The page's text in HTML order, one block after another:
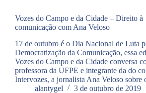
Vozes do Campo e da Cidade – Direito à
comunicação com Ana Veloso
17 de outubro é o Dia Nacional de Luta
Democratização da Comunicação, essa
Vozes do Campo e da Cidade conversa
professora da UFPE e integrante da do
Intervozes, a jornalista Ana Veloso
alantygel
3 de outubro de 2019